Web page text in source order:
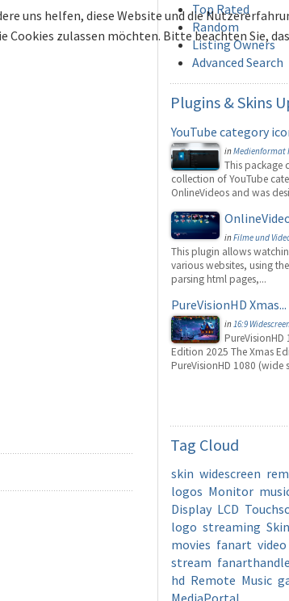
Top Rated
Random
Listing Owners
Advanced Search
Plugins & Skins
YouTube category
inMedienformat
This package
collection of YouTube
OnlineVideos and was
inFilme und
This plugin allows
various websites, using
parsing html pages,...
PureVisionHD Xmas...
in16:9
PureVisionHD
Edition 2025 The Xmas
PureVisionHD 1080 (wide
Tag Cloud
skin widescreen
logos Monitor
Display LCD
logo streaming Skin
movies fanart video
stream
hd Remote Music
MediaPortal
uns helfen, diese Website und die
Cookies zulassen möchten. Bitte beachten Sie,